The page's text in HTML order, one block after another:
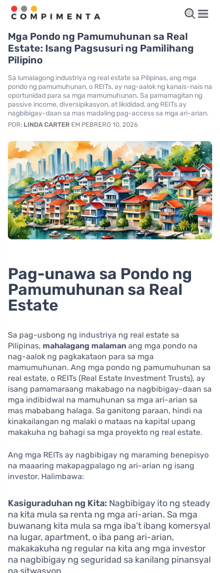
Mga Pondo ng Pamumuhunan sa Real
Estate: Isang Pagsusuri ng Pamilihang
Pilipino
Sa lumalagong industriya ng real estate sa Pilipinas, ang mga
pondo ng pamumuhunan, o REITs, ay nag-aalok ng kanais-nais na
oportunidad para sa mga mamumuhunan. Sa pamamagitan ng
passive income, diversipikasyon, at likididad, ang REITs ay
nagbibigay-daan sa mas madaling pag-access sa mga ari-arian.
POR: LINDA CARTER EM PEBRERO 10, 2026
Pag-unawa sa Pondo ng
Pamumuhunan sa Real
Estate
Sa pag-usbong ng industriya ng real estate sa
Pilipinas, mahalagang malaman ang mga pondo na
nag-aalok ng pagkakataon para sa mga
mamumuhunan. Ang mga pondo ng pamumuhunan sa
real estate, o REITs (Real Estate Investment Trusts), ay
isang pamamaraang makabago na nagbibigay-daan sa
mga indibidwal na mamuhunan sa mga ari-arian sa
mas mababang halaga. Sa ganitong paraan, hindi na
kinakailangan ng malaki o mataas na kapital upang
makakuha ng bahagi sa mga proyekto ng real estate.
Ang mga REITs ay nagbibigay ng maraming benepisyo
na maaaring makapagpalago ng ari-arian ng isang
investor. Halimbawa:
Kasiguraduhan ng Kita: Nagbibigay ito ng steady
na kita mula sa renta ng mga ari-arian. Sa mga
buwanang kita mula sa mga iba’t ibang komersyal
na lugar, apartment, o iba pang ari-arian,
makakakuha ng regular na kita ang mga investor
na nagbibigay ng seguridad sa kanilang pinansyal